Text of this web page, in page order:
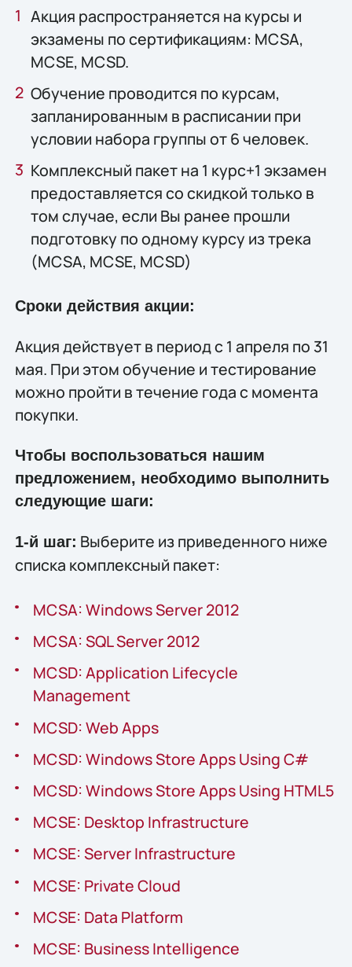
Акция распространяется на курсы и
экзамены по сертификациям: MCSA,
MCSE, MCSD.
Обучение проводится по курсам,
запланированным в расписании при
условии набора группы от 6 человек.
Комплексный пакет на 1 курс+1 экзамен
предоставляется со скидкой только в
том случае, если Вы ранее прошли
подготовку по одному курсу из трека
(MCSA, MCSE, MCSD)
Сроки действия акции:
Акция действует в период с 1 апреля по 31
мая. При этом обучение и тестирование
можно пройти в течение года с момента
покупки.
Чтобы воспользоваться нашим
предложением, необходимо выполнить
следующие шаги:
1-й шаг: Выберите из приведенного ниже
списка комплексный пакет:
MCSA: Windows Server 2012
MCSA: SQL Server 2012
MCSD: Application Lifecycle
Management
MCSD: Web Apps
MCSD: Windows Store Apps Using C#
MCSD: Windows Store Apps Using HTML5
MCSE: Desktop Infrastructure
MCSE: Server Infrastructure
MCSE: Private Cloud
MCSE: Data Platform
MCSE: Business Intelligence